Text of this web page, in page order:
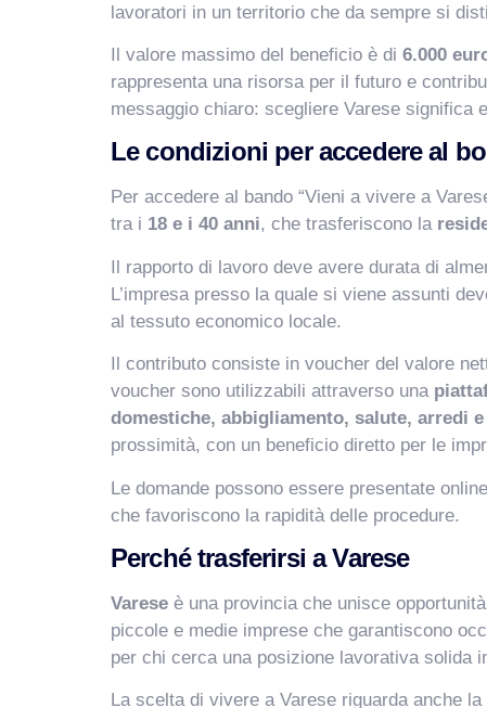
lavoratori in un territorio che da sempre si
Il valore massimo del beneficio è di 6.000
rappresenta una risorsa per il futuro e
messaggio chiaro: scegliere Varese significa
Le condizioni per accedere al
Per accedere al bando “Vieni a vivere a
tra i 18 e i 40 anni, che trasferiscono la
Il rapporto di lavoro deve avere durata di
L’impresa presso la quale si viene assunti
al tessuto economico locale.
Il contributo consiste in voucher del valore
voucher sono utilizzabili attraverso una
domestiche, abbigliamento, salute, arredi
prossimità, con un beneficio diretto per le
Le domande possono essere presentate
che favoriscono la rapidità delle procedure.
Perché trasferirsi a Varese
Varese è una provincia che unisce
piccole e medie imprese che garantiscono
per chi cerca una posizione lavorativa solida
La scelta di vivere a Varese riguarda anche